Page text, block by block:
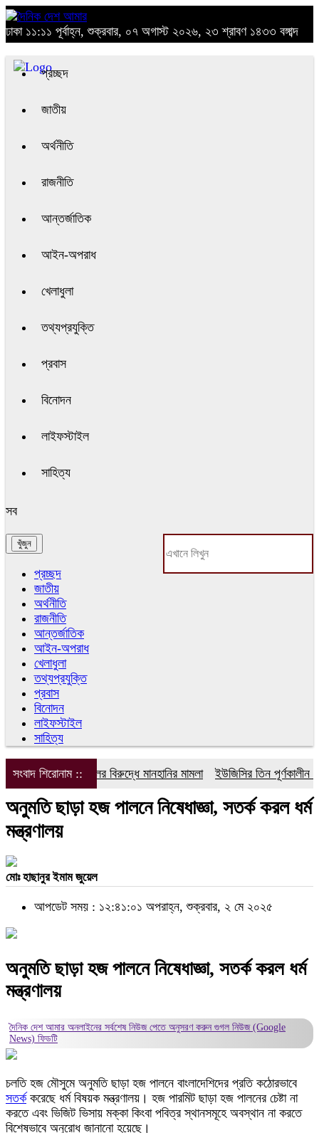
ঢাকা ১১:১১ পূর্বাহ্ন, শুক্রবার, ০৭ অগাস্ট ২০২৬, ২৩ শ্রাবণ ১৪৩৩ বঙ্গাব্দ
প্রচ্ছদ
জাতীয়
অর্থনীতি
রাজনীতি
আন্তর্জাতিক
আইন-অপরাধ
খেলাধুলা
তথ্যপ্রযুক্তি
প্রবাস
বিনোদন
লাইফস্টাইল
সাহিত্য
সব
প্রচ্ছদ
জাতীয়
অর্থনীতি
রাজনীতি
আন্তর্জাতিক
আইন-অপরাধ
খেলাধুলা
তথ্যপ্রযুক্তি
প্রবাস
বিনোদন
লাইফস্টাইল
সাহিত্য
সংবাদ শিরোনাম ::ডিপজলের বিরুদ্ধে মানহানির মামলা ইউজিসির তিন পূর্ণকালীন
অনুমতি ছাড়া হজ পালনে নিষেধাজ্ঞা, সতর্ক করল ধর্ম
মন্ত্রণালয়
মোঃ হাছানুর ইমাম জুয়েল
আপডেট সময় : ১২:৪১:০১ অপরাহ্ন, শুক্রবার, ২ মে ২০২৫
অনুমতি ছাড়া হজ পালনে নিষেধাজ্ঞা, সতর্ক করল ধর্ম
মন্ত্রণালয়
দৈনিক দেশ আমার অনলাইনের সর্বশেষ নিউজ পেতে অনুসরণ করুন গুগল নিউজ (Google
News) ফিডটি
চলতি হজ মৌসুমে অনুমতি ছাড়া হজ পালনে বাংলাদেশিদের প্রতি কঠোরভাবে
সতর্ককরেছে ধর্ম বিষয়ক মন্ত্রণালয়। হজ পারমিট ছাড়া হজ পালনের চেষ্টা না
করতে এবং ভিজিট ভিসায় মক্কা কিংবা পবিত্র স্থানসমূহে অবস্থান না করতে
বিশেষভাবে অনুরোধ জানানো হয়েছে।